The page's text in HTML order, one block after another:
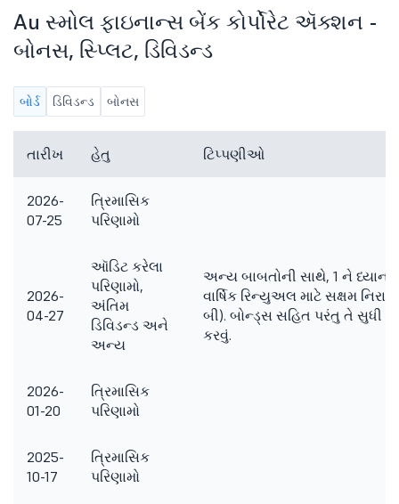
Au સ્મોલ ફાઇનાન્સ બેંક કોર્પોરેટ ઍક્શન -
બોનસ, સ્પ્લિટ, ડિવિડન્ડ
બોર્ડ ડિવિડન્ડ બોનસ
તારીખ હેતુ ટિપ્પણીઓ
2026-
07-25
ત્રિમાસિક
પરિણામો
2026-
04-27
ઑડિટ કરેલા
પરિણામો,
અંતિમ
ડિવિડન્ડ અને
અન્ય
અન્ય બાબતોની સાથે, 1 ને
વાર્ષિક રિન્યુઅલ માટે સક્ષમ
બી). બોન્ડ્સ સહિત પરંતુ તે સુધી
કરવું.
2026-
01-20
ત્રિમાસિક
પરિણામો
2025-
10-17
ત્રિમાસિક
પરિણામો